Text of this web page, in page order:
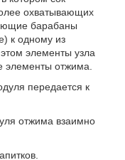
охватывающих
барабаны
к одному из
элементы узла
элементы отжима.
передается к
отжима взаимно